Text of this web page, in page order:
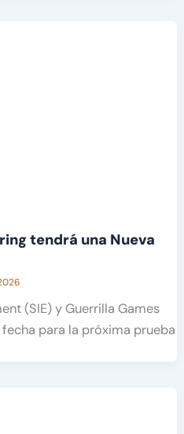
tendrá una Nueva
(SIE) y Guerrilla Games
para la próxima prueba